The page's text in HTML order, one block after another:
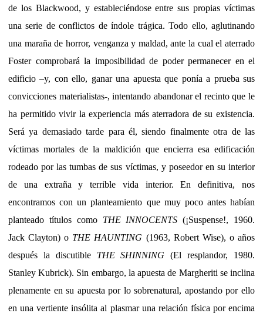
de los Blackwood, y estableciéndose entre sus propias víctimas
una serie de conflictos de índole trágica. Todo ello, aglutinando
una maraña de horror, venganza y maldad, ante la cual el aterrado
Foster comprobará la imposibilidad de poder permanecer en el
edificio –y, con ello, ganar una apuesta que ponía a prueba sus
convicciones materialistas-, intentando abandonar el recinto que le
ha permitido vivir la experiencia más aterradora de su existencia.
Será ya demasiado tarde para él, siendo finalmente otra de las
víctimas mortales de la maldición que encierra esa edificación
rodeado por las tumbas de sus víctimas, y poseedor en su interior
de una extraña y terrible vida interior. En definitiva, nos
encontramos con un planteamiento que muy poco antes habían
planteado títulos como THE INNOCENTS (¡Suspense!, 1960.
Jack Clayton) o THE HAUNTING (1963, Robert Wise), o años
después la discutible THE SHINNING (El resplandor, 1980.
Stanley Kubrick). Sin embargo, la apuesta de Margheriti se inclina
plenamente en su apuesta por lo sobrenatural, apostando por ello
en una vertiente insólita al plasmar una relación física por encima